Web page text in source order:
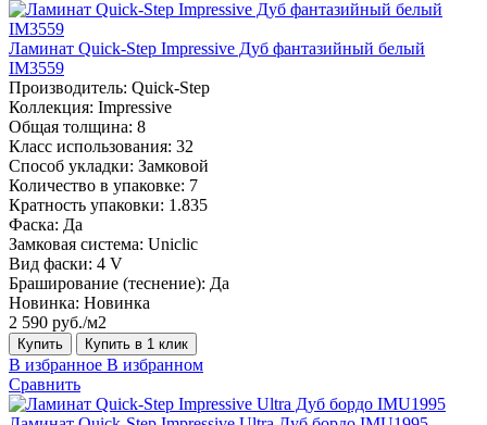
Ламинат Quick-Step Impressive Дуб фантазийный белый
IM3559
Производитель: Quick-Step
Коллекция: Impressive
Общая толщина: 8
Класс использования: 32
Способ укладки: Замковой
Количество в упаковке: 7
Кратность упаковки: 1.835
Фаска: Да
Замковая система: Uniclic
Вид фаски: 4 V
Браширование (теснение): Да
Новинка: Новинка
2 590 руб./м2
Купить Купить в 1 клик
В избранное В избранном
Сравнить